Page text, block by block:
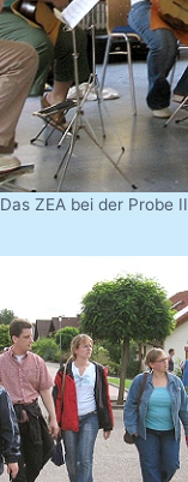
Das ZEA bei der Probe II